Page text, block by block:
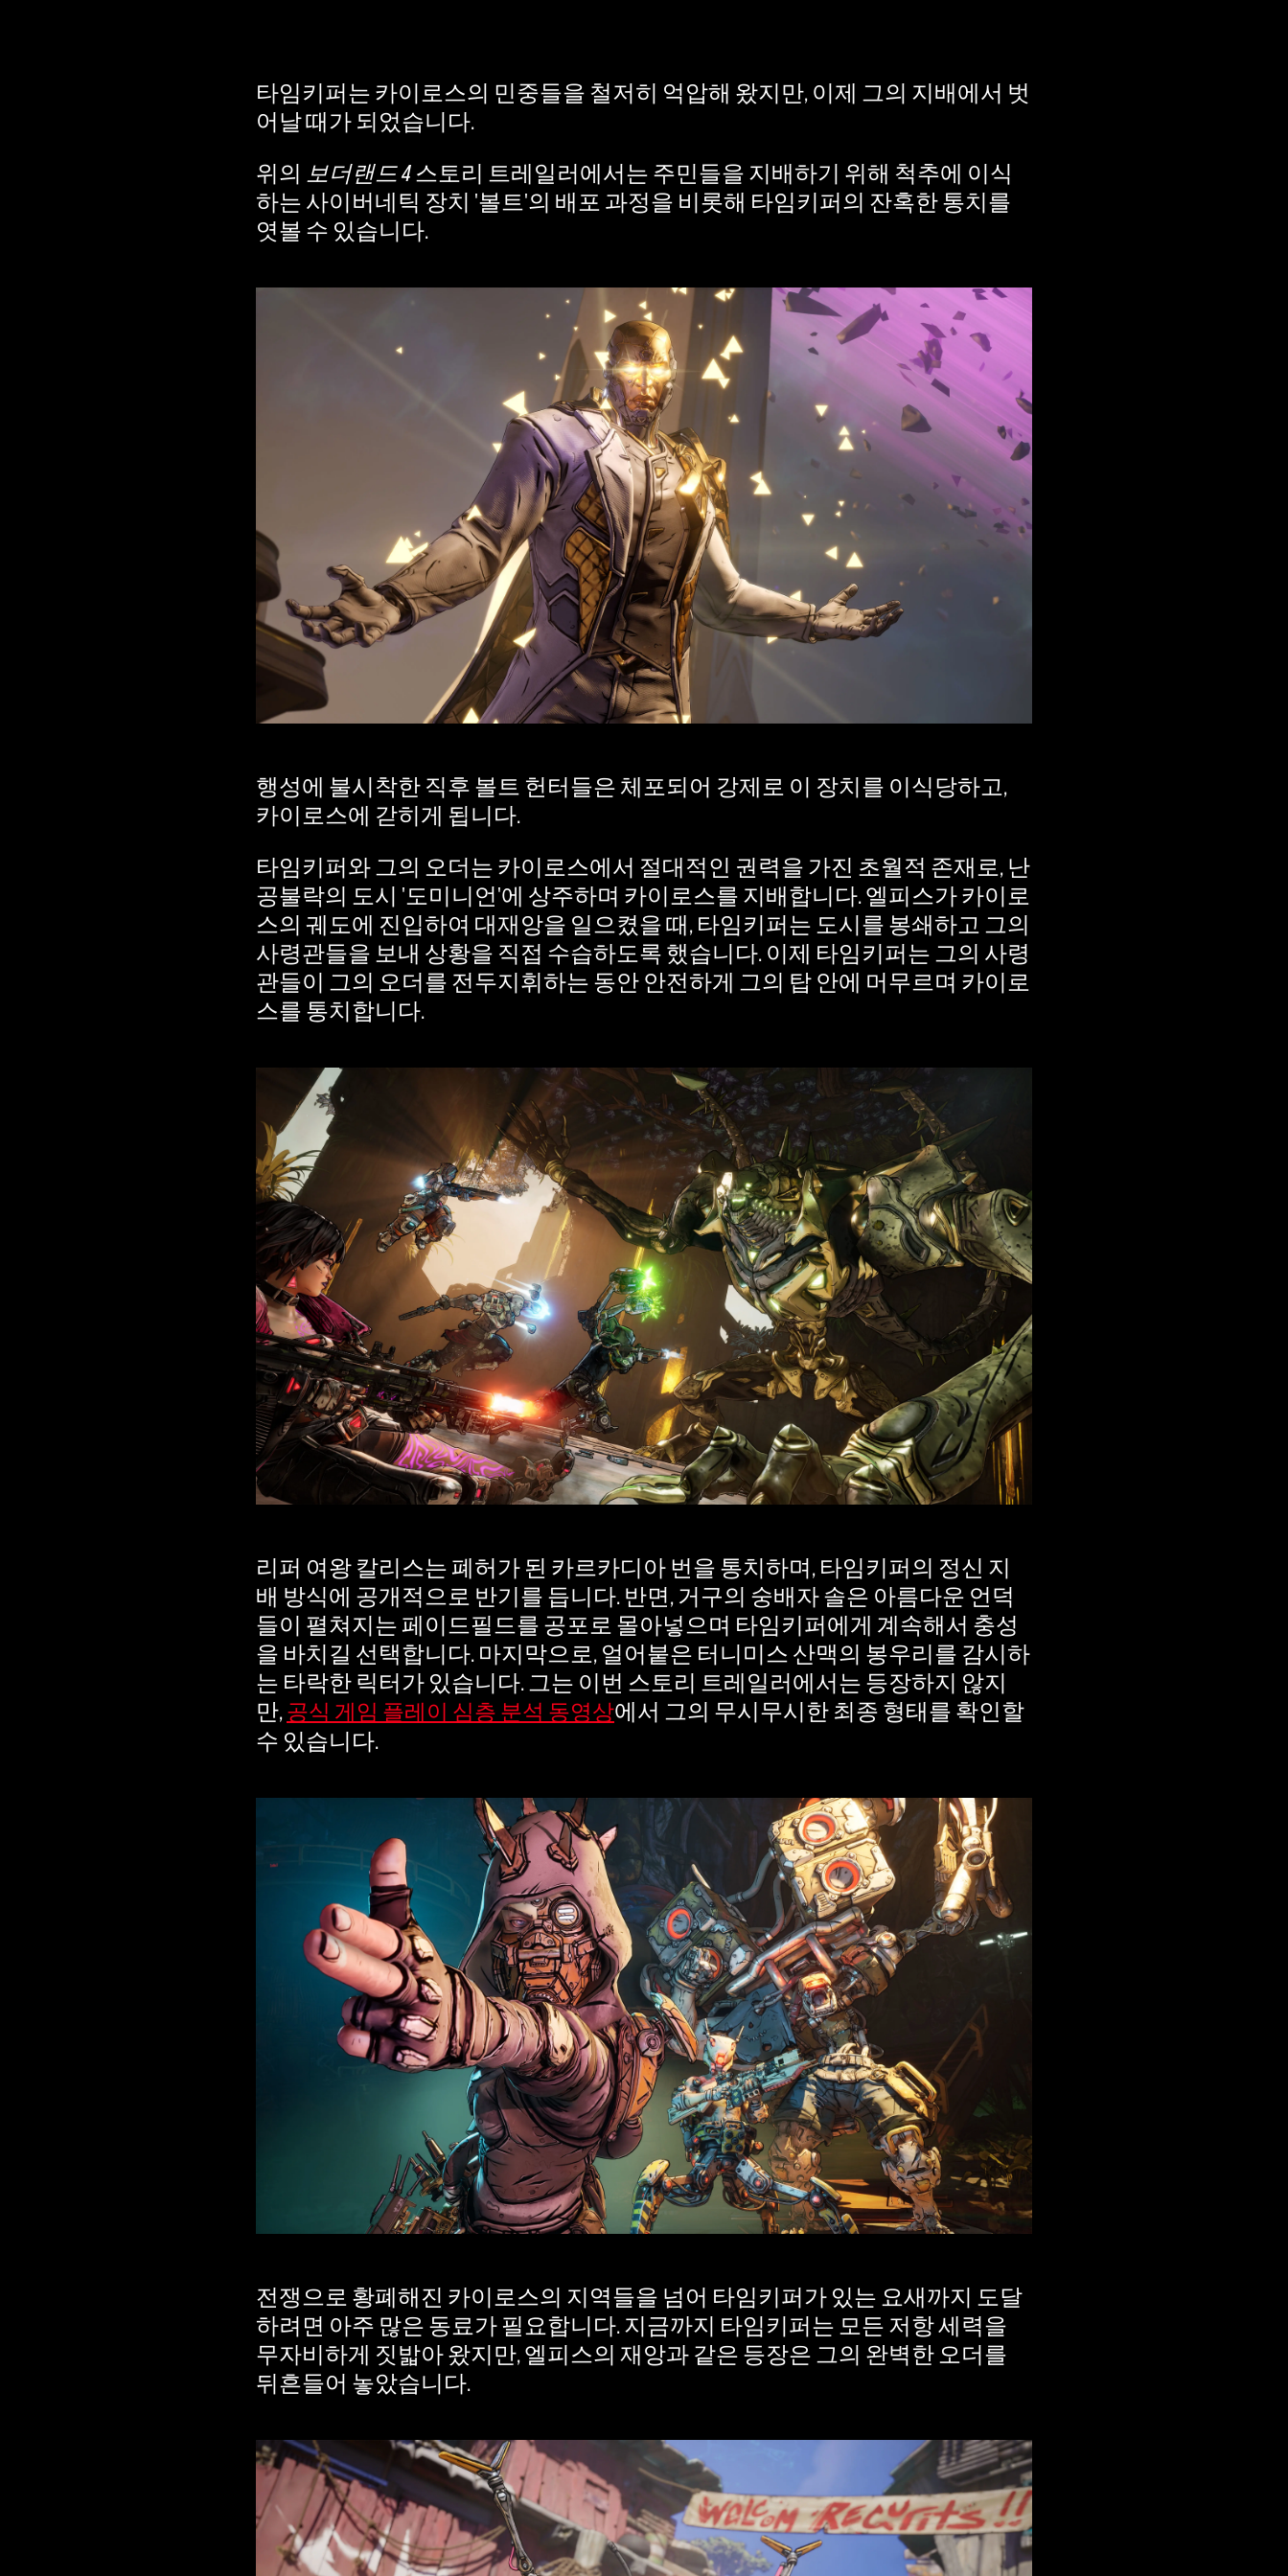
A
c
c
e
p
재
생
을
클
면
YouT
의
개
인
정
보
보
정
책
에
동
의
하
는
것
으
로
간
주
되
며,
가
Goo
gle
서
버
로
전
타임키퍼는 카이로스의 민중들을 철저히 억압해 왔지만, 이제 그의 지배에서 벗
어날 때가 되었습니다.
위의 보더랜드 4 스토리 트레일러에서는 주민들을 지배하기 위해 척추에 이식
하는 사이버네틱 장치 '볼트'의 배포 과정을 비롯해 타임키퍼의 잔혹한 통치를
엿볼 수 있습니다.
행성에 불시착한 직후 볼트 헌터들은 체포되어 강제로 이 장치를 이식당하고,
카이로스에 갇히게 됩니다.
타임키퍼와 그의 오더는 카이로스에서 절대적인 권력을 가진 초월적 존재로, 난
공불락의 도시 '도미니언'에 상주하며 카이로스를 지배합니다. 엘피스가 카이로
스의 궤도에 진입하여 대재앙을 일으켰을 때, 타임키퍼는 도시를 봉쇄하고 그의
사령관들을 보내 상황을 직접 수습하도록 했습니다. 이제 타임키퍼는 그의 사령
관들이 그의 오더를 전두지휘하는 동안 안전하게 그의 탑 안에 머무르며 카이로
스를 통치합니다.
리퍼 여왕 칼리스는 폐허가 된 카르카디아 번을 통치하며, 타임키퍼의 정신 지
배 방식에 공개적으로 반기를 듭니다. 반면, 거구의 숭배자 솔은 아름다운 언덕
들이 펼쳐지는 페이드필드를 공포로 몰아넣으며 타임키퍼에게 계속해서 충성
을 바치길 선택합니다. 마지막으로, 얼어붙은 터니미스 산맥의 봉우리를 감시하
는 타락한 릭터가 있습니다. 그는 이번 스토리 트레일러에서는 등장하지 않지
만, 공식 게임 플레이 심층 분석 동영상에서 그의 무시무시한 최종 형태를 확인할
수 있습니다.
전쟁으로 황폐해진 카이로스의 지역들을 넘어 타임키퍼가 있는 요새까지 도달
하려면 아주 많은 동료가 필요합니다. 지금까지 타임키퍼는 모든 저항 세력을
무자비하게 짓밟아 왔지만, 엘피스의 재앙과 같은 등장은 그의 완벽한 오더를
뒤흔들어 놓았습니다.